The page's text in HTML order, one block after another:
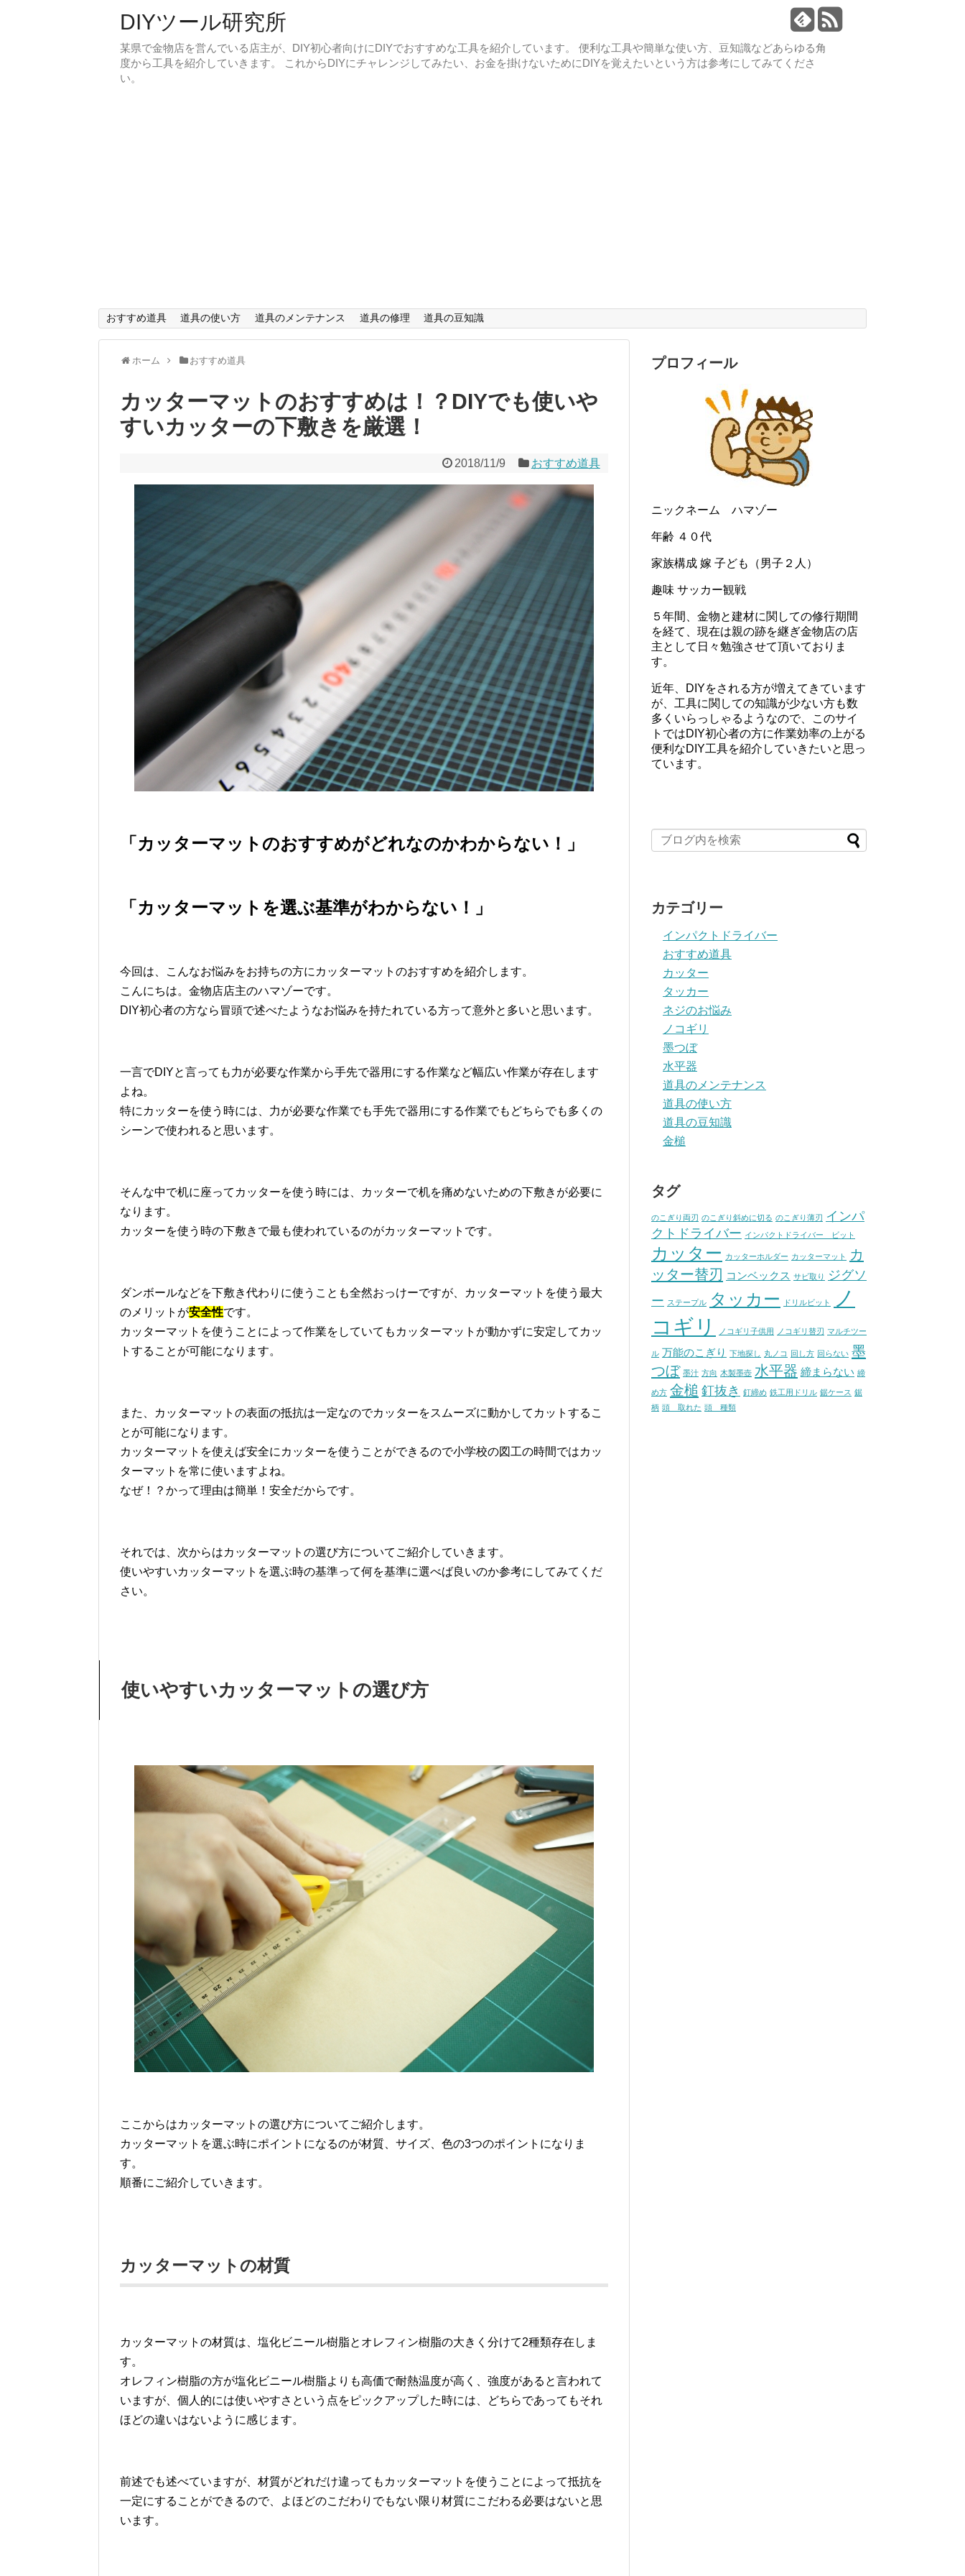
DIYツール研究所
某県で金物店を営んでいる店主が、DIY初心者向けにDIYでおすすめな工具を紹介しています。 便利な工具や簡単な使い方、豆知識などあらゆる角
度から工具を紹介していきます。 これからDIYにチャレンジしてみたい、お金を掛けないためにDIYを覚えたいという方は参考にしてみてくださ
い。
おすすめ道具 道具の使い方 道具のメンテナンス 道具の修理 道具の豆知識
ホーム おすすめ道具
カッターマットのおすすめは！？DIYでも使いや
すいカッターの下敷きを厳選！
2018/11/9 おすすめ道具
「カッターマットのおすすめがどれなのかわからない！」
「カッターマットを選ぶ基準がわからない！」
今回は、こんなお悩みをお持ちの方にカッターマットのおすすめを紹介します。
こんにちは。金物店店主のハマゾーです。
DIY初心者の方なら冒頭で述べたようなお悩みを持たれている方って意外と多いと思います。
一言でDIYと言っても力が必要な作業から手先で器用にする作業など幅広い作業が存在します
よね。
特にカッターを使う時には、力が必要な作業でも手先で器用にする作業でもどちらでも多くの
シーンで使われると思います。
そんな中で机に座ってカッターを使う時には、カッターで机を痛めないための下敷きが必要に
なります。
カッターを使う時の下敷きで最も使われているのがカッターマットです。
ダンボールなどを下敷き代わりに使うことも全然おっけーですが、カッターマットを使う最大
のメリットが安全性です。
カッターマットを使うことによって作業をしていてもカッターマットが動かずに安定してカッ
トすることが可能になります。
また、カッターマットの表面の抵抗は一定なのでカッターをスムーズに動かしてカットするこ
とが可能になります。
カッターマットを使えば安全にカッターを使うことができるので小学校の図工の時間ではカッ
ターマットを常に使いますよね。
なぜ！？かって理由は簡単！安全だからです。
それでは、次からはカッターマットの選び方についてご紹介していきます。
使いやすいカッターマットを選ぶ時の基準って何を基準に選べば良いのか参考にしてみてくだ
さい。
使いやすいカッターマットの選び方
ここからはカッターマットの選び方についてご紹介します。
カッターマットを選ぶ時にポイントになるのが材質、サイズ、色の3つのポイントになりま
す。
順番にご紹介していきます。
カッターマットの材質
カッターマットの材質は、塩化ビニール樹脂とオレフィン樹脂の大きく分けて2種類存在しま
す。
オレフィン樹脂の方が塩化ビニール樹脂よりも高価で耐熱温度が高く、強度があると言われて
いますが、個人的には使いやすさという点をピックアップした時には、どちらであってもそれ
ほどの違いはないように感じます。
前述でも述べていますが、材質がどれだけ違ってもカッターマットを使うことによって抵抗を
一定にすることができるので、よほどのこだわりでもない限り材質にこだわる必要はないと思
います。
プロフィール
ニックネーム ハマゾー
年齢 ４０代
家族構成 嫁 子ども（男子２人）
趣味 サッカー観戦
５年間、金物と建材に関しての修行期間
を経て、現在は親の跡を継ぎ金物店の店
主として日々勉強させて頂いておりま
す。
近年、DIYをされる方が増えてきています
が、工具に関しての知識が少ない方も数
多くいらっしゃるようなので、このサイ
トではDIY初心者の方に作業効率の上がる
便利なDIY工具を紹介していきたいと思っ
ています。
カテゴリー
インパクトドライバー
おすすめ道具
カッター
タッカー
ネジのお悩み
ノコギリ
墨つぼ
水平器
道具のメンテナンス
道具の使い方
道具の豆知識
金槌
タグ
のこぎり両刃 のこぎり斜めに切る のこぎり薄刃
インパ
クトドライバー インパクトドライバー ビット
カッター カッターホルダー カッターマット
カ
ッター替刃 コンベックス サビ取り
ジグソ
ー ステープル タッカー ドリルビット
ノ
コギリ
ノコギリ子供用 ノコギリ替刃 マルチツー
ル 万能のこぎり 下地探し 丸ノコ 回し方 回らない 墨
つぼ 墨汁 方向 木製墨壺 水平器 締まらない 締
め方 金槌 釘抜き 釘締め 鉄工用ドリル 鋸ケース 鋸
柄 頭 取れた 頭 種類